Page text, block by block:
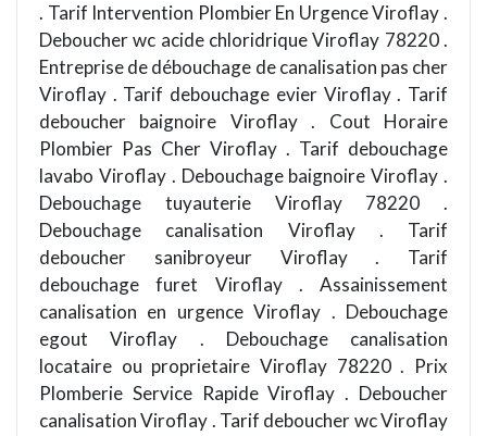
. Tarif Intervention Plombier En Urgence Viroflay .
Deboucher wc acide chloridrique Viroflay 78220 .
Entreprise de débouchage de canalisation pas cher
Viroflay . Tarif debouchage evier Viroflay . Tarif
deboucher baignoire Viroflay . Cout Horaire
Plombier Pas Cher Viroflay . Tarif debouchage
lavabo Viroflay . Debouchage baignoire Viroflay .
Debouchage tuyauterie Viroflay 78220 .
Debouchage canalisation Viroflay . Tarif
deboucher sanibroyeur Viroflay . Tarif
debouchage furet Viroflay . Assainissement
canalisation en urgence Viroflay . Debouchage
egout Viroflay . Debouchage canalisation
locataire ou proprietaire Viroflay 78220 . Prix
Plomberie Service Rapide Viroflay . Deboucher
canalisation Viroflay . Tarif deboucher wc Viroflay